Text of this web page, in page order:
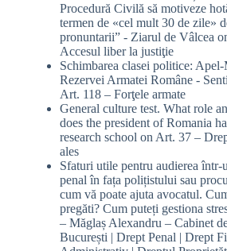
Procedură Civilă să motiveze
termen de «cel mult 30 de zile»
pronuntarii” - Ziarul de Vâlcea
Accesul liber la justiţie
Schimbarea clasei politice:
Rezervei Armatei Române -
Art. 118 – Forţele armate
General culture test. What role
does the president of Romania
research school on Art. 37 –
ales
Sfaturi utile pentru audierea într-
penal în fața polițistului sau
cum vă poate ajuta avocatul.
pregăti? Cum puteți gestiona
– Măglaș Alexandru – Cabinet
București | Drept Penal | Drept